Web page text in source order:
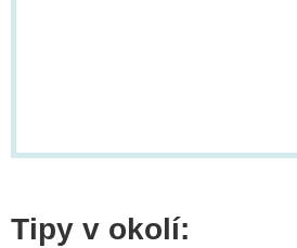
Tipy v okolí: